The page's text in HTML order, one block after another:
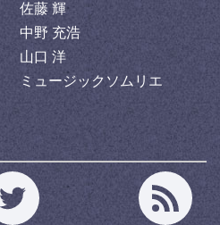
佐藤 輝
中野 充浩
山口 洋
ミュージックソムリエ